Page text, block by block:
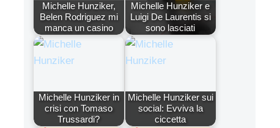
Michelle Hunziker,
Belen Rodriguez mi
manca un casino
Michelle Hunziker e
Luigi De Laurentis si
sono lasciati
Michelle Hunziker in
crisi con Tomaso
Trussardi?
Michelle Hunziker sui
social: Evviva la
ciccetta